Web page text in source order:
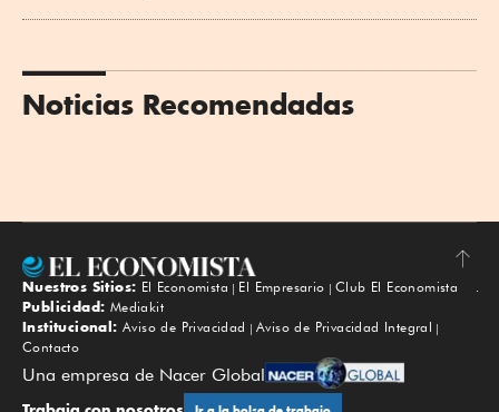
Noticias Recomendadas
Subir
Nuestros Sitios: El Economista El Empresario
Club El Economista
Publicidad: Mediakit
Institucional: Aviso de Privacidad
Aviso de Privacidad Integral
Contacto
Una empresa de Nacer Global